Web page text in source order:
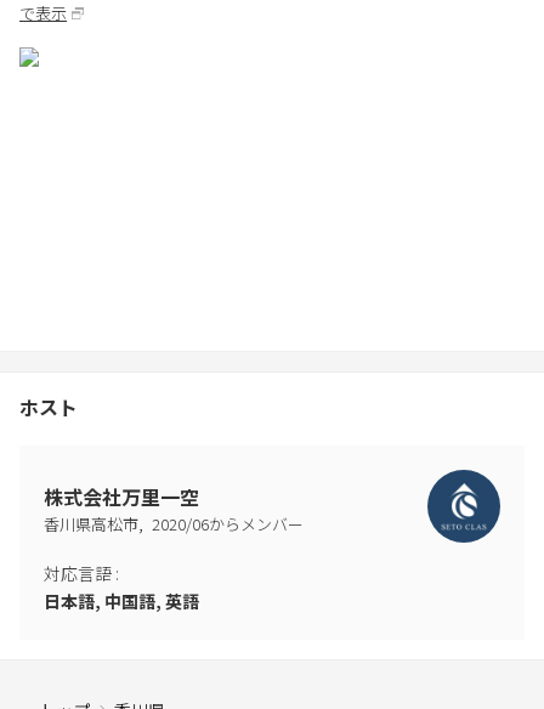
で表示
ホスト
株式会社万里一空
香川県高松市 2020/06からメンバー
対応言語 :
日本語, 中国語, 英語